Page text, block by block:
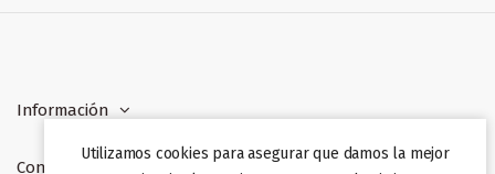
Información
Contacto
Utilizamos cookies para asegurar que damos la mejor